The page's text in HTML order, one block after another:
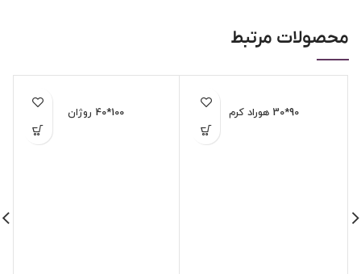
محصولات مرتبط
90*30 هوراد کرم 100*40 روژان